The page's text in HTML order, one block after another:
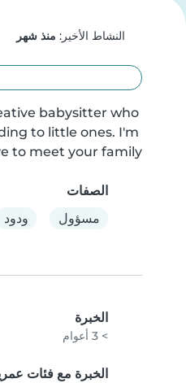
النشاط الأخير: منذ شهر
babysitter who
to little ones. I'm
to meet your family!
الصفات
مسؤول
ودود
الخبرة
> 3 أعوام
الخبرة مع فئات